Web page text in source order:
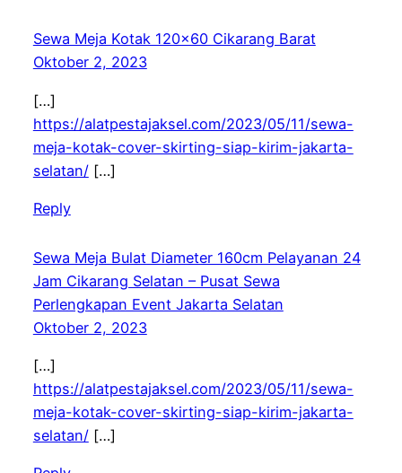
Sewa Meja Kotak 120×60 Cikarang Barat
Oktober 2, 2023
[…]
https://alatpestajaksel.com/2023/05/11/sewa-
meja-kotak-cover-skirting-siap-kirim-jakarta-
selatan/[…]
Reply
Sewa Meja Bulat Diameter 160cm Pelayanan 24
Jam Cikarang Selatan – Pusat Sewa
Perlengkapan Event Jakarta Selatan
Oktober 2, 2023
[…]
https://alatpestajaksel.com/2023/05/11/sewa-
meja-kotak-cover-skirting-siap-kirim-jakarta-
selatan/[…]